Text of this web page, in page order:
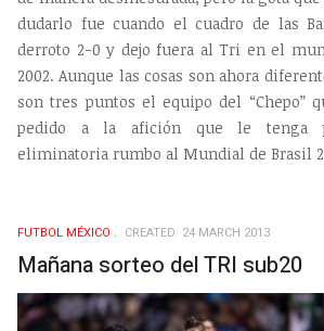
dudarlo fue cuando el cuadro de las
derroto 2-0 y dejo fuera al Tri en el
2002. Aunque las cosas son ahora
son tres puntos el equipo del “Chepo”
pedido a la afición que le tenga
eliminatoria rumbo al Mundial de Brasil
FUTBOL MÉXICO CREATED: 24 MARCH 2013
Mañana sorteo del TRI sub20